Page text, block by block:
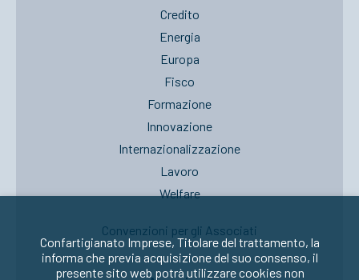
Credito
Energia
Europa
Fisco
Formazione
Innovazione
Internazionalizzazione
Lavoro
Welfare
Convenzioni per gli Associati
Confartigianato Imprese, Titolare del trattamento, la
informa che previa acquisizione del suo consenso, il
presente sito web potrà utilizzare cookies non